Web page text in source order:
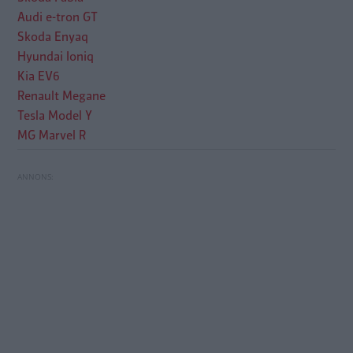
Audi e-tron GT
Skoda Enyaq
Hyundai Ioniq
Kia EV6
Renault Megane
Tesla Model Y
MG Marvel R